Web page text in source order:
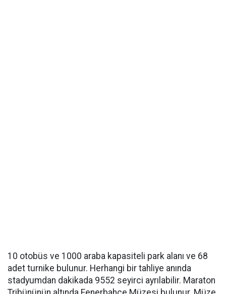
10 otobüs ve 1000 araba kapasiteli park alanı ve 68
adet turnike bulunur. Herhangi bir tahliye anında
stadyumdan dakikada 9552 seyirci ayrılabilir. Maraton